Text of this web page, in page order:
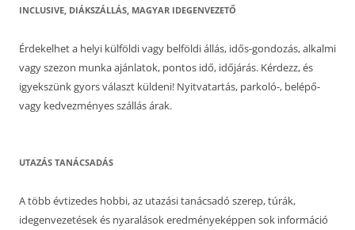
INCLUSIVE, DIÁKSZÁLLÁS, MAGYAR IDEGENVEZETŐ
Érdekelhet a helyi külföldi vagy belföldi állás, idős-gondozás, alkalmi
vagy szezon munka ajánlatok, pontos idő, időjárás. Kérdezz, és
igyekszünk gyors választ küldeni! Nyitvatartás, parkoló-, belépő-
vagy kedvezményes szállás árak.
UTAZÁS TANÁCSADÁS
A több évtizedes hobbi, az utazási tanácsadó szerep, túrák,
idegenvezetések és nyaralások eredményeképpen sok információ